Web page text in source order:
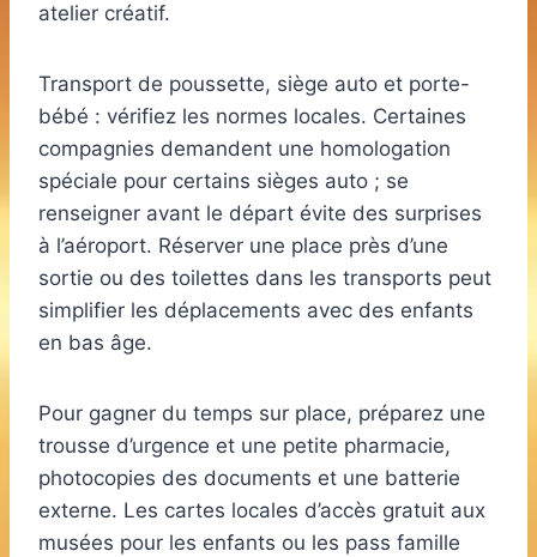
atelier créatif.
Transport de poussette, siège auto et porte-
bébé : vérifiez les normes locales. Certaines
compagnies demandent une homologation
spéciale pour certains sièges auto ; se
renseigner avant le départ évite des surprises
à l’aéroport. Réserver une place près d’une
sortie ou des toilettes dans les transports peut
simplifier les déplacements avec des enfants
en bas âge.
Pour gagner du temps sur place, préparez une
trousse d’urgence et une petite pharmacie,
photocopies des documents et une batterie
externe. Les cartes locales d’accès gratuit aux
musées pour les enfants ou les pass famille